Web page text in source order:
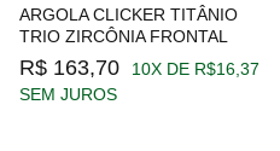
ARGOLA CLICKER TITÂNIO
TRIO ZIRCÔNIA FRONTAL
R$ 163,70
10X DE R$16,37
SEM JUROS